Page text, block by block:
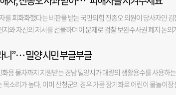
은 행정 신뢰를 떨어뜨리고 피해는 결국 구민들이 감당해야 한다”
입된 점을 언급하며 사업이 장기간 중단되거나 무산될 경우 재정적
상승으로 공사비 부담이 커지고 있는 만큼 사업 지연이 이어질수록
히 밝히고 가는 것이 주민을 위한 길”이라고 말했다.
1일 사직야구장에서 예정돼 있던 경기를 취소했고, 2일 경기도 30분
형에 가까운 개방형 경기장이다. 관중석 전체를 덮는 캐노피가 없
단 응원석과 외야는 햇빛을 직접 받으며, 3루쪽은 저녁까지 그늘이
이렇다보니 폭염이 심해지면 야구장은 더위에 더욱 취약해진다. 실
발생했다. 이 가운데 10대 관중 1명은 온열질환으로 병원으로 옮겨
제공하고 내부 공기를 가둬 냉방이 효율적으로 가동되고 있다. 이
으로 측정하고, 관중석에 설치된 냉방 시설을 가동해 온도를
로비 등 공간을 구분하고 버진로드(행진로) 등 일부 구조물은 설치
한눈에도 어려워 보였다. 한 건설업계 전문가는 “밤낮으로 공사
안내했다. 이때 9~10월 예식 일정은 변동이 없다며 정상 진행을 약
가 어려운 것으로 확인됐다”며 9~10월 예정 예식 진행이 어렵다고
상황에 부닥친 예약자들은 소셜미디어(SNS) 등 온라인 중심으로
를 희화화했다는 비판을 받는 국민의힘 진종오 의원이 당사자인
지와 자신의 저서를 선물하며 이 문제로 검찰 보완수사권 폐지 논
찰 보완수사권 폐지 반대 토론회 자리에서 일어났다. 토론회 시작
원은 이날 별도의 부산 일정은 없었지만, 김 씨에게 사과의 뜻을 전
못한 점에 대해 대단히 송구스럽다”며 “진주 씨를 직접 만나 사과의
니”… 밀양 시민 부글부글
용 물차까지 지원받는 경남 밀양시가 대량의 생활용수를 사용하
목소리가 높다. 이미 산청군의 경우 가뭄 장기화로 어린이 물놀이